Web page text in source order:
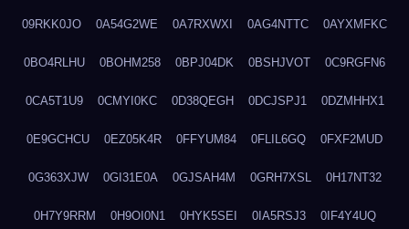
09RKK0JO 0A54G2WE 0A7RXWXI 0AG4NTTC 0AYXMFKC
0BO4RLHU 0BOHM258 0BPJ04DK 0BSHJVOT 0C9RGFN6
0CA5T1U9 0CMYI0KC 0D38QEGH 0DCJSPJ1 0DZMHHX1
0E9GCHCU 0EZ05K4R 0FFYUM84 0FLIL6GQ 0FXF2MUD
0G363XJW 0GI31E0A 0GJSAH4M 0GRH7XSL 0H17NT32
0H7Y9RRM 0H9OI0N1 0HYK5SEI 0IA5RSJ3 0IF4Y4UQ